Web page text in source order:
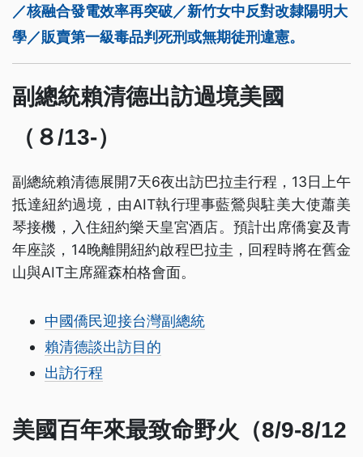
／核融合發電效率再突破／新竹女中反對改隸陽明大
學／販賣第一級毒品判死刑或無期徒刑違憲。
副總統賴清德出訪過境美國
（８/13-）
副總統賴清德展開7天6夜出訪巴拉圭行程，13日上午
抵達紐約過境，由AIT執行理事藍鶯與駐美大使蕭美
琴接機，入住紐約樂天皇宮酒店。預計出席僑宴及青
年座談，14晚離開紐約啟程巴拉圭，回程時將在舊金
山與AIT主席羅森柏格會面。
中國僑民迎接台灣副總統
賴清德談出訪目的
出訪行程
美國百年來最致命野火（8/9-8/12